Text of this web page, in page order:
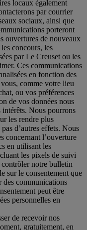
locaux également
par courrier
sociaux, ainsi que
porteront
ouvertures de nouveaux
concours, les
par Le Creuset ou les
Ces communications
en fonction des
comme votre lieu
ou vos préférences
de vos données nous
Nous pourrons
les rendre plus
d’autres effets. Nous
concernant l’ouverture
en utilisant les
les pixels de suivi
notre bulletin
sur le consentement que
des communications
peut être
personnelles en
de recevoir nos
gratuitement, en